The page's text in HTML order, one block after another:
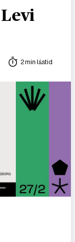
2 min lästid